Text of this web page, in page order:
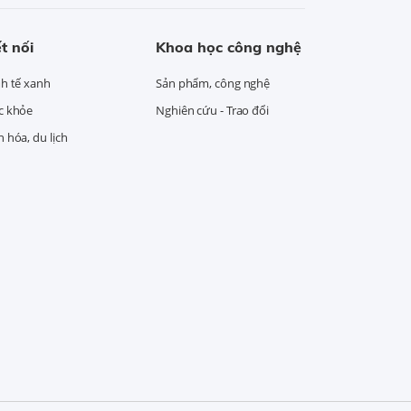
nối
tế xanh
khỏe
hóa, du lịch
Khoa học công nghệ
Sản phẩm, công nghệ
Nghiên cứu - Trao đổi